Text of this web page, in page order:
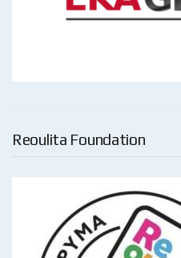
Reoulita Foundation